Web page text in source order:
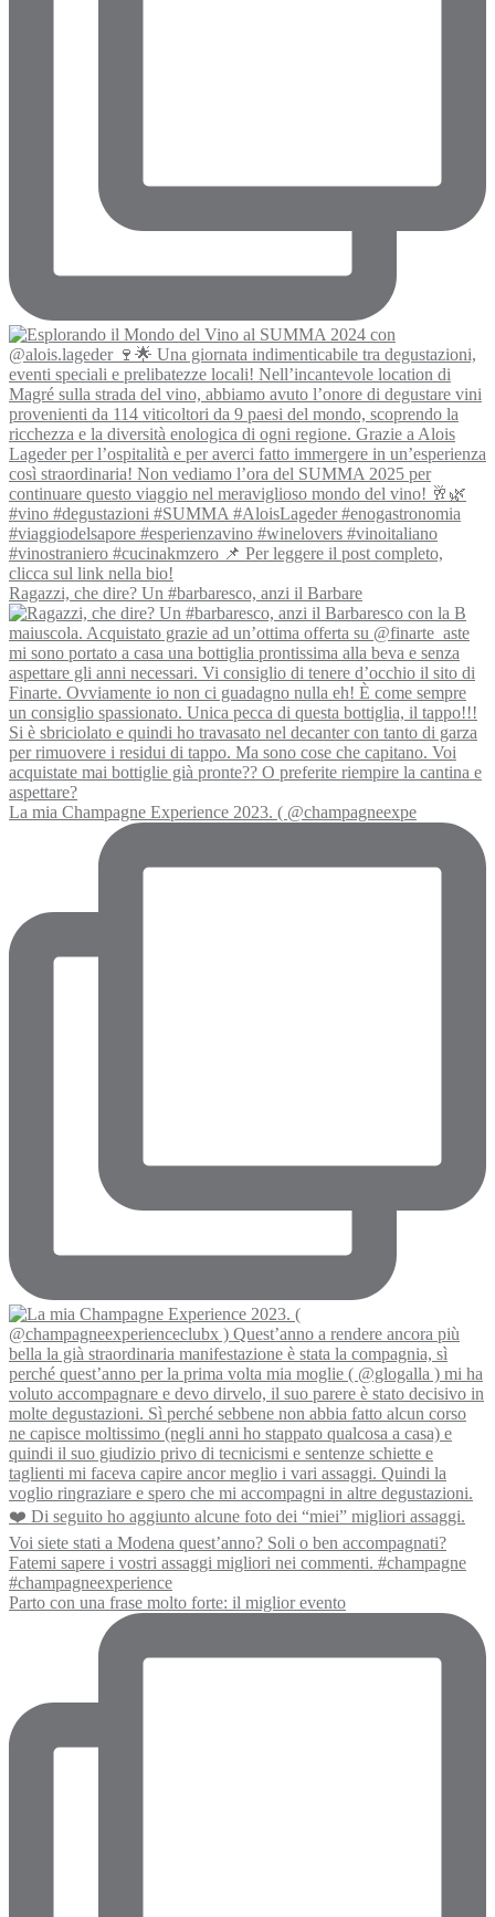
Ragazzi, che dire? Un #barbaresco, anzi il Barbare
La mia Champagne Experience 2023. ( @champagneexpe
Parto con una frase molto forte: il miglior evento